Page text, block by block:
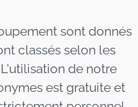
sont donnés
classés selon les
de notre
est gratuite et